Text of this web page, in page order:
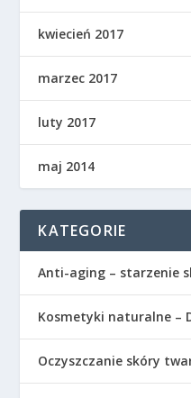
kwiecień 2017
marzec 2017
luty 2017
maj 2014
KATEGORIE
Anti-aging – starzenie
Kosmetyki naturalne –
Oczyszczanie skóry